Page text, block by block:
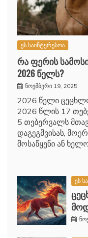
ეს საინტერესოა
რა ფერის
2026 წელს?
ნოემბერი 19, 2025
2026 წელი
2026 წლის 17
5 თებერვალს
დაგეგმვისას,
მოსაწყენი ან
ეს